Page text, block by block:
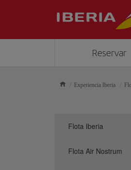
Reservar
Experiencia Iberia
Flota Iberia
Flota Air Nostrum